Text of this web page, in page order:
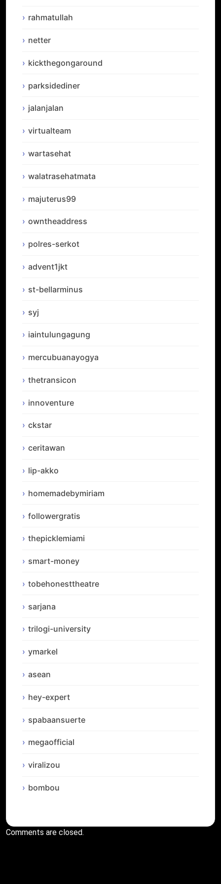
rahmatullah
netter
kickthegongaround
parksidediner
jalanjalan
virtualteam
wartasehat
walatrasehatmata
majuterus99
owntheaddress
polres-serkot
advent1jkt
st-bellarminus
syj
iaintulungagung
mercubuanayogya
thetransicon
innoventure
ckstar
ceritawan
lip-akko
homemadebymiriam
followergratis
thepicklemiami
smart-money
tobehonesttheatre
sarjana
trilogi-university
ymarkel
asean
hey-expert
spabaansuerte
megaofficial
viralizou
bombou
Comments are closed.